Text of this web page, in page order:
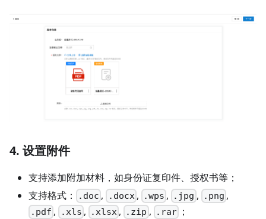
4. 设置附件
支持添加附加材料，如身份证复印件、授权书等；
支持格式：
.doc , .docx, .wps , .jpg , .png ,
.pdf , .xls , .xlsx , .zip , .rar；